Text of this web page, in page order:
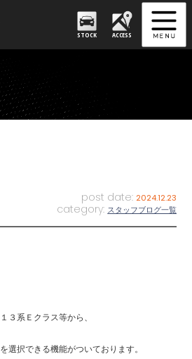
STOCK ACCESS
post date: 2024.12.23
category: スタッフブログ一覧
３系Ｅクラス等から、
選択できる機能がついております。